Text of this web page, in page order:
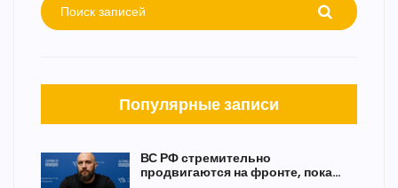
Популярные записи
ВС РФ стремительно
продвигаются на фронте, пока